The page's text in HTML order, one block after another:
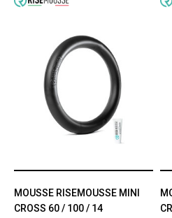
MOUSSE RISEMOUSSE MINI
CROSS 60 / 100 / 14